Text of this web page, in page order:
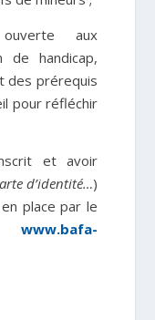
ouverte aux
de handicap,
des prérequis
pour réfléchir
et avoir
d’identité…)
place par le
www.bafa-